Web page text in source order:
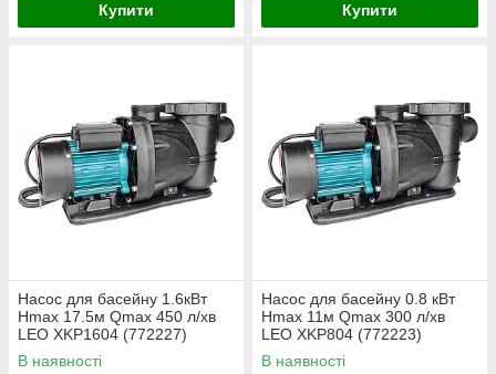
Купити Купити
Насос для басейну 1.6кВт
Hmax 17.5м Qmax 450 л/хв
LEO XKP1604 (772227)
В наявності
Насос для басейну 0.8 кВт
Hmax 11м Qmax 300 л/хв
LEO XKP804 (772223)
В наявності